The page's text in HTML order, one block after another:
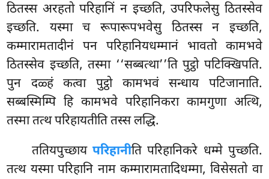
ठितस्स अरहतो परिहानिं न इच्छति, उपरिफलेसु ठितस्सेव
इच्छति. यस्मा च रूपारूपभवेसु ठितस्स न इच्छति,
कम्मारामतादीनं पन परिहानियधम्मानं भावतो कामभवे
ठितस्सेव इच्छति, तस्मा ‘‘सब्बत्था’’तिपुट्ठो पटिक्खिपति.
पुन दळ्हं कत्वा पुट्ठो कामभवं सन्धाय पटिजानाति.
सब्बस्मिम्पि हि कामभवे परिहानिकरा कामगुणा अत्थि,
तस्मा तत्थ परिहायतीति तस्स लद्धि.
ततियपुच्छायपरिहानीति परिहानिकरे धम्मे पुच्छति.
तत्थ यस्मा परिहानि नाम कम्मारामतादिधम्मा, विसेसतो वा